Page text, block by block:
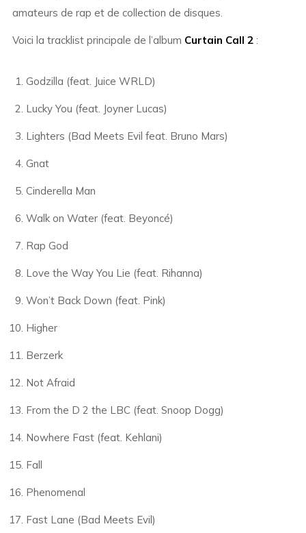
amateurs de rap et de collection de disques.
Voici la tracklist principale de l’album Curtain Call 2:
Godzilla (feat. Juice WRLD)
Lucky You (feat. Joyner Lucas)
Lighters (Bad Meets Evil feat. Bruno Mars)
Gnat
Cinderella Man
Walk on Water (feat. Beyoncé)
Rap God
Love the Way You Lie (feat. Rihanna)
Won’t Back Down (feat. Pink)
Higher
Berzerk
Not Afraid
From the D 2 the LBC (feat. Snoop Dogg)
Nowhere Fast (feat. Kehlani)
Fall
Phenomenal
Fast Lane (Bad Meets Evil)